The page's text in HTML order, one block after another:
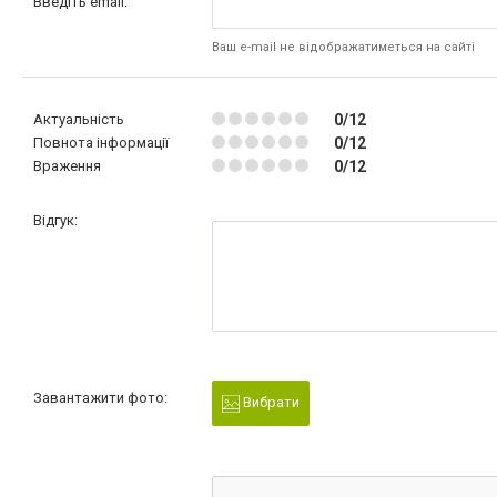
Ваш e-mail не відображатиметься на сайті
Актуальність 0/12
Повнота інформації 0/12
Враження 0/12
Відгук:
Завантажити фото: Вибрати